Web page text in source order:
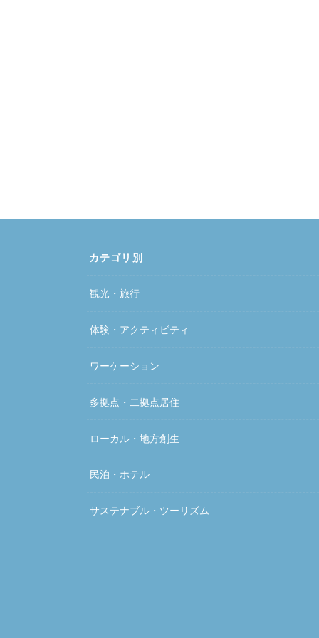
カテゴリ別
観光・旅行
体験・アクティビティ
ワーケーション
多拠点・二拠点居住
ローカル・地方創生
民泊・ホテル
サステナブル・ツーリズム